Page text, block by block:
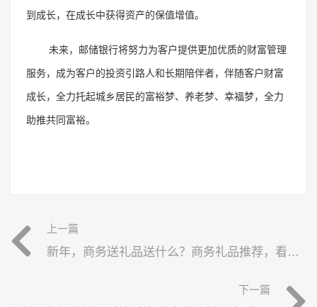
到成长，在成长中获得资产的保值增值。
未来，邮储银行将努力为客户提供更加优质的财富管理
服务，成为客户的投资引路人和长期陪伴者，伴随客户财富
成长，全力托起城乡居民的富裕梦、养老梦、幸福梦，全力
助推共同富裕。
上一篇
新年，商务送礼品送什么？商务礼品推荐，看这里！
下一篇